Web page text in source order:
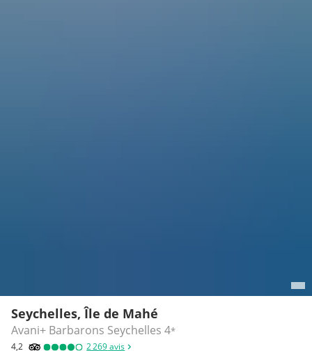
Seychelles, Île de Mahé
Avani+ Barbarons Seychelles 4*
4,2 2 269avis